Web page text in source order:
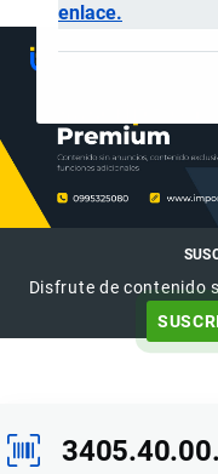
enlace.
Disfrute de contenido